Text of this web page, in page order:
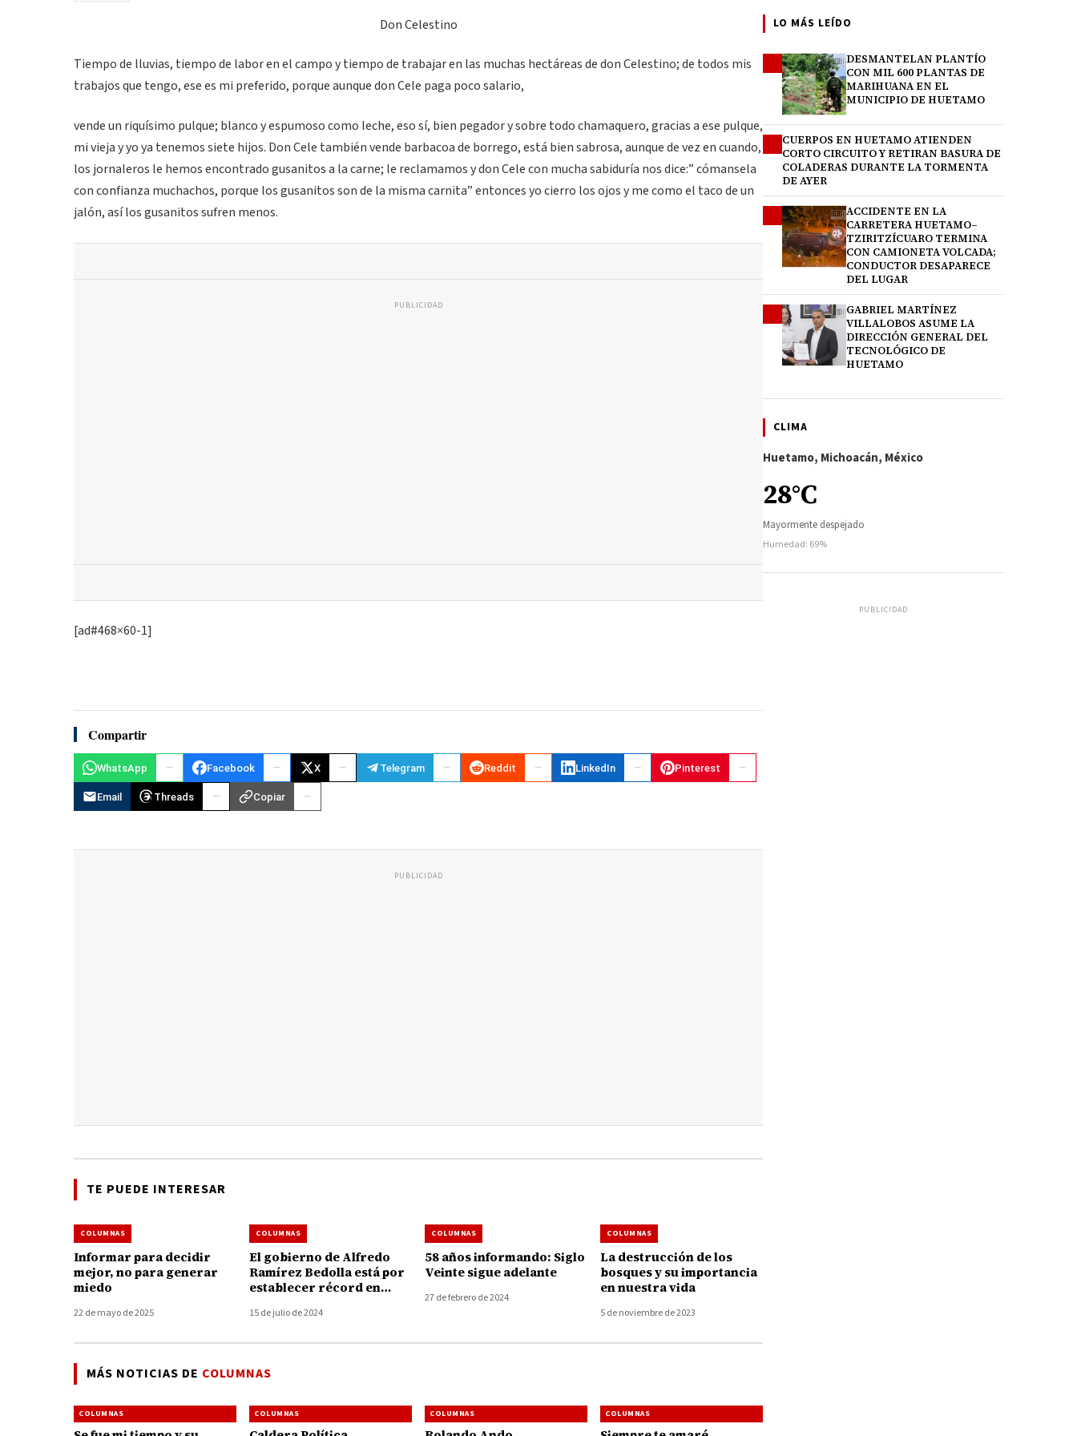
Don Celestino
Tiempo de lluvias, tiempo de labor en el campo y tiempo de trabajar en las muchas hectáreas de don Celestino; de todos mis
trabajos que tengo, ese es mi preferido, porque aunque don Cele paga poco salario,
vende un riquísimo pulque; blanco y espumoso como leche, eso sí, bien pegador y sobre todo chamaquero, gracias a ese pulque,
mi vieja y yo ya tenemos siete hijos. Don Cele también vende barbacoa de borrego, está bien sabrosa, aunque de vez en cuando,
los jornaleros le hemos encontrado gusanitos a la carne; le reclamamos y don Cele con mucha sabiduría nos dice:” cómansela
con confianza muchachos, porque los gusanitos son de la misma carnita” entonces yo cierro los ojos y me como el taco de un
jalón, así los gusanitos sufren menos.
PUBLICIDAD
[ad#468×60-1]
Compartir
WhatsApp Facebook X Telegram Reddit LinkedIn Pinterest
Email Threads Copiar
PUBLICIDAD
TE PUEDE INTERESAR
COLUMNAS
Informar para decidir
mejor, no para generar
miedo
22 de mayo de 2025
COLUMNAS
El gobierno de Alfredo
Ramírez Bedolla está por
establecer récord en
adelanto de
mediante financiamiento,
pesos
15 de julio de 2024
COLUMNAS
58 años informando: Siglo
Veinte sigue adelante
27 de febrero de 2024
COLUMNAS
La destrucción de los
bosques y su importancia
en nuestra vida
5 de noviembre de 2023
MÁS NOTICIAS DE COLUMNAS
COLUMNAS COLUMNAS COLUMNAS COLUMNAS
LO MÁS LEÍDO
DESMANTELAN PLANTÍO
CON MIL 600 PLANTAS DE
MARIHUANA EN EL
MUNICIPIO DE HUETAMO
CUERPOS EN HUETAMO ATIENDEN
CORTO CIRCUITO Y RETIRAN BASURA DE
COLADERAS DURANTE LA TORMENTA
DE AYER
ACCIDENTE EN LA
CARRETERA HUETAMO–
TZIRITZÍCUARO TERMINA
CON CAMIONETA VOLCADA;
CONDUCTOR DESAPARECE
DEL LUGAR
GABRIEL MARTÍNEZ
VILLALOBOS ASUME LA
DIRECCIÓN GENERAL DEL
TECNOLÓGICO DE
HUETAMO
CLIMA
Huetamo, Michoacán, México
28°C
Mayormente despejado
Humedad: 69%
PUBLICIDAD